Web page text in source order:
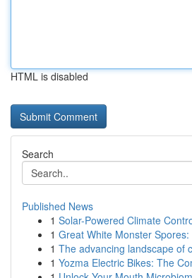
HTML is disabled
Search
Published News
1 Solar-Powered Climate
1 Great White Monster
1 The advancing landscape of
1 Yozma Electric Bikes: The